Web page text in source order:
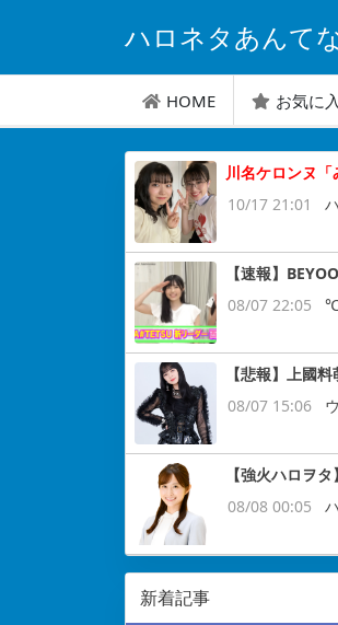
ハロネタあんて
HOME お気に
川名ケロンヌ「
10/17 21:01
【速報】
08/07 22:05
【悲報】上國
08/07 15:06
【強火ハロヲ
08/08 00:05
新着記事